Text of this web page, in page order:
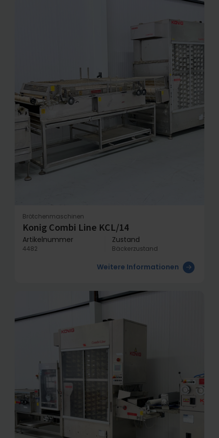
Brötchenmaschinen
Konig Combi Line KCL/14
Artikelnummer
4482
Zustand
Bäckerzustand
Weitere Informationen